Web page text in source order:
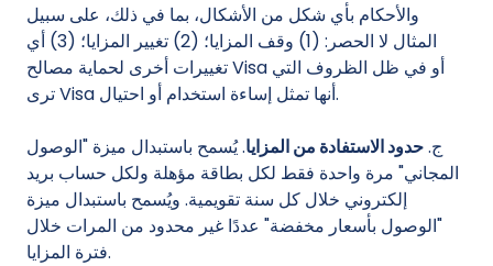
والأحكام بأي شكل من الأشكال، بما في ذلك، على سبيل
المثال لا الحصر: (1) وقف المزايا؛ (2) تغيير المزايا؛ (3) أي
تغييرات أخرى لحماية مصالح Visa أو في ظل الظروف التي
ترى Visa أنها تمثل إساءة استخدام أو احتيال.
ج.حدود الاستفادة من المزايا. يُسمح باستبدال ميزة "الوصول
المجاني" مرة واحدة فقط لكل بطاقة مؤهلة ولكل حساب بريد
إلكتروني خلال كل سنة تقويمية. ويُسمح باستبدال ميزة
"الوصول بأسعار مخفضة" عددًا غير محدود من المرات خلال
فترة المزايا.